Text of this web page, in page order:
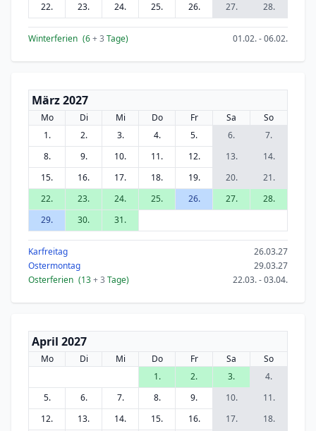
22.
23. 24. 25. 26. 27. 28.
Winterferien (6+ 3 Tage) 01.02. - 06.02.
März 2027
Mo Di Mi Do Fr Sa
So
1.
2. 3. 4. 5. 6.
7.
8.
9. 10. 11. 12. 13.
14.
15.
16. 17. 18. 19. 20.
21.
22.
23. 24. 25. 26. 27.
28.
29.
30. 31.
Karfreitag
26.03.27
Ostermontag
29.03.27
Osterferien (13+ 3 Tage) 22.03. - 03.04.
April 2027
Mo Di Mi Do Fr Sa
So
1.
2. 3.
4.
5.
6. 7. 8. 9. 10.
11.
12.
13. 14. 15. 16. 17. 18.